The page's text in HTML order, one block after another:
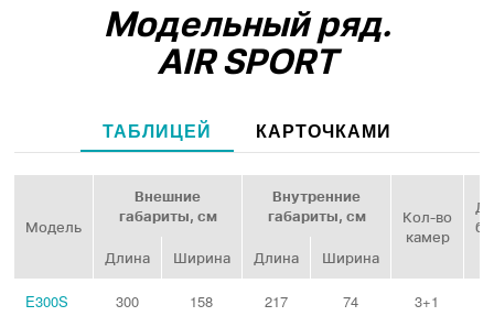
Модельный ряд.
AIR SPORT
ТАБЛИЦЕЙ КАРТОЧКАМИ
Модель
Внешние
габариты, см
Внутренние
габариты, см
Кол‑во
камер
Длина
Ширина Длина Ширина
E300S 300 158 217 74 3+1